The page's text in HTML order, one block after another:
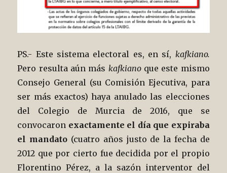
PS.- Este sistema electoral es, en sí, kafkiano.
Pero resulta aún más kafkiano que este mismo
Consejo General (su Comisión Ejecutiva, para
ser más exactos) haya anulado las elecciones
del Colegio de Murcia de 2016, que se
convocaron exactamente el día que expiraba
el mandato (cuatro años justo de la fecha de
2012 que por cierto fue decidida por el propio
Florentino Pérez, a la sazón interventor del